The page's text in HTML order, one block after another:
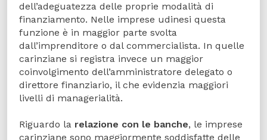
dell’adeguatezza delle proprie modalità di
finanziamento. Nelle imprese udinesi questa
funzione è in maggior parte svolta
dall’imprenditore o dal commercialista. In quelle
carinziane si registra invece un maggior
coinvolgimento dell’amministratore delegato o
direttore finanziario, il che evidenzia maggiori
livelli di managerialità.
Riguardo la relazione con le banche, le imprese
carinziane sono maggiormente soddisfatte delle